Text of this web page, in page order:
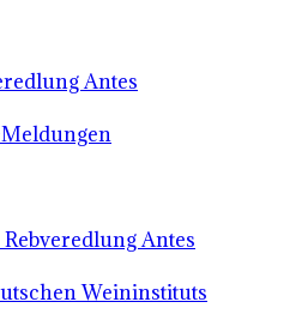
Antes
Antes
Weininstituts